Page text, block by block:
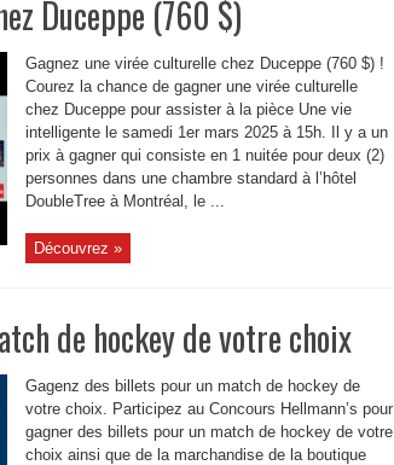
Duceppe (760 $)
Gagnez une virée culturelle chez Duceppe (760 $) !
Courez la chance de gagner une virée culturelle
chez Duceppe pour assister à la pièce Une vie
intelligente le samedi 1er mars 2025 à 15h. Il y a un
prix à gagner qui consiste en 1 nuitée pour deux (2)
personnes dans une chambre standard à l’hôtel
DoubleTree à Montréal, le ...
Découvrez »
de hockey de votre choix
Gagenz des billets pour un match de hockey de
votre choix. Participez au Concours Hellmann’s pour
gagner des billets pour un match de hockey de votre
choix ainsi que de la marchandise de la boutique